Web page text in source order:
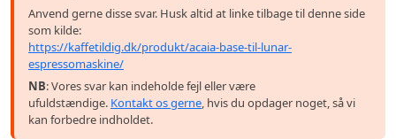
Anvend gerne disse svar. Husk altid at linke tilbage til denne side
som kilde:
https://kaffetildig.dk/produkt/acaia-base-til-lunar-
espressomaskine/
NB: Vores svar kan indeholde fejl eller være
ufuldstændige. Kontakt os gerne, hvis du opdager noget, så vi
kan forbedre indholdet.